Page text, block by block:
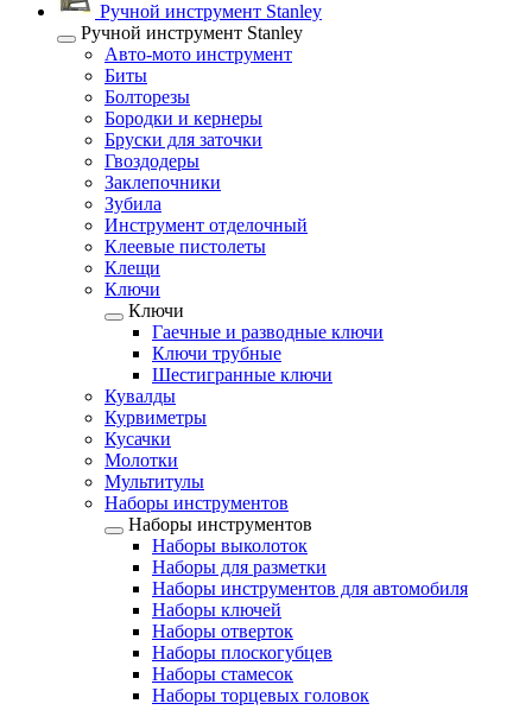
Ручной инструмент Stanley
Ручной инструмент Stanley
Авто-мото инструмент
Биты
Болторезы
Бородки и кернеры
Бруски для заточки
Гвоздодеры
Заклепочники
Зубила
Инструмент отделочный
Клеевые пистолеты
Клещи
Ключи
Ключи
Гаечные и разводные ключи
Ключи трубные
Шестигранные ключи
Кувалды
Курвиметры
Кусачки
Молотки
Мультитулы
Наборы инструментов
Наборы инструментов
Наборы выколоток
Наборы для разметки
Наборы инструментов для автомобиля
Наборы ключей
Наборы отверток
Наборы плоскогубцев
Наборы стамесок
Наборы торцевых головок